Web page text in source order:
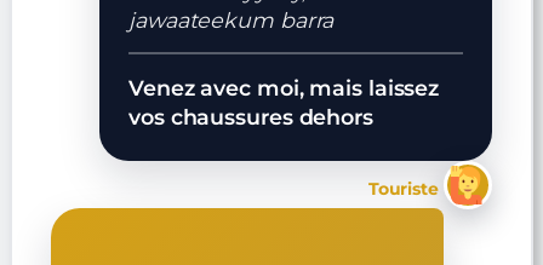
jawaateekum barra
Venez avec moi, mais laissez
vos chaussures dehors
Touriste